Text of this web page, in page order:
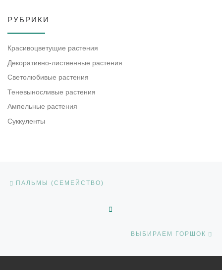
РУБРИКИ
Красивоцветущие растения
Декоративно-лиственные растения
Светолюбивые растения
Теневыносливые растения
Ампельные растения
Суккуленты
ПАЛЬМЫ (СЕМЕЙСТВО)
ВЫБИРАЕМ ГОРШОК